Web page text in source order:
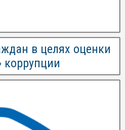
в целях оценки
коррупции